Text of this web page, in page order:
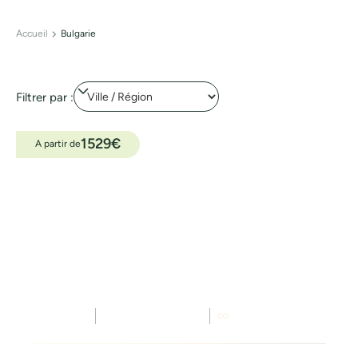
Accueil Bulgarie
Filtrer par :
A partir de1529€